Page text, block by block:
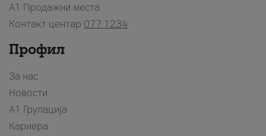
A1 Продажни места
Контакт центар 077 1234
Профил
За нас
Новости
А1 Групација
Кариера